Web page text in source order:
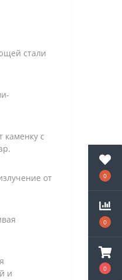
0
0
0
стали
каменку с
от
и